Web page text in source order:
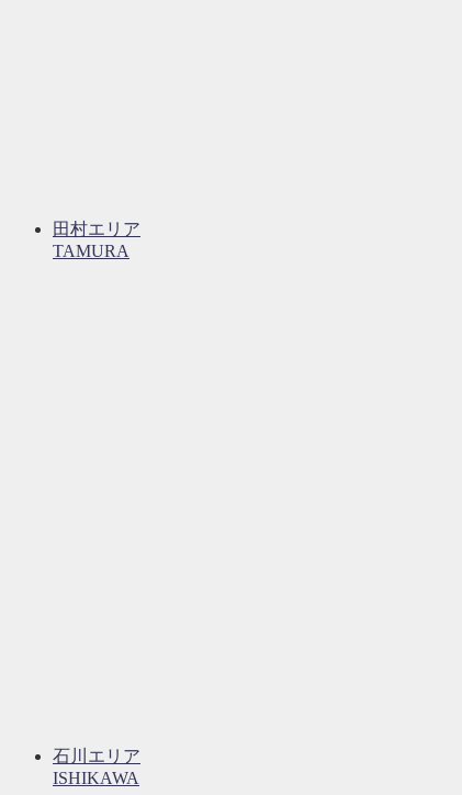
田村エリア
TAMURA
石川エリア
ISHIKAWA